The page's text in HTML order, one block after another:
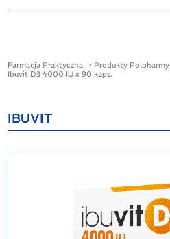
Farmacja Praktyczna Produkty Polpharmy
Ibuvit D3 4000 IU x 90 kaps.
IBUVIT